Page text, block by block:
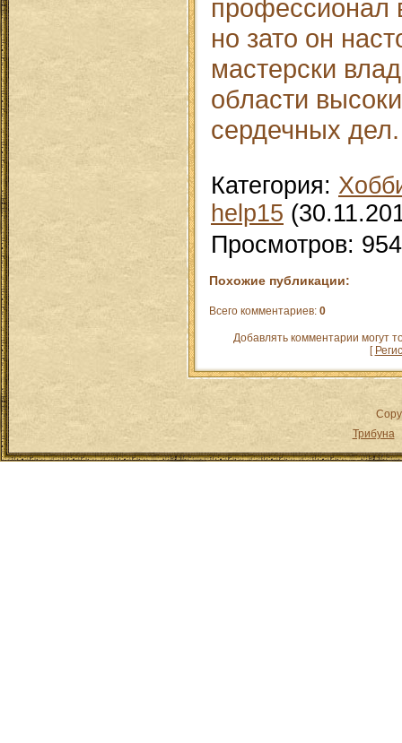
профессионал
но зато он
мастерски
области
сердечных дел.
Категория:
help15
Просмотров: 954
Похожие публикации:
Всего комментариев: 0
Добавлять комментарии могут
[
Трибуна